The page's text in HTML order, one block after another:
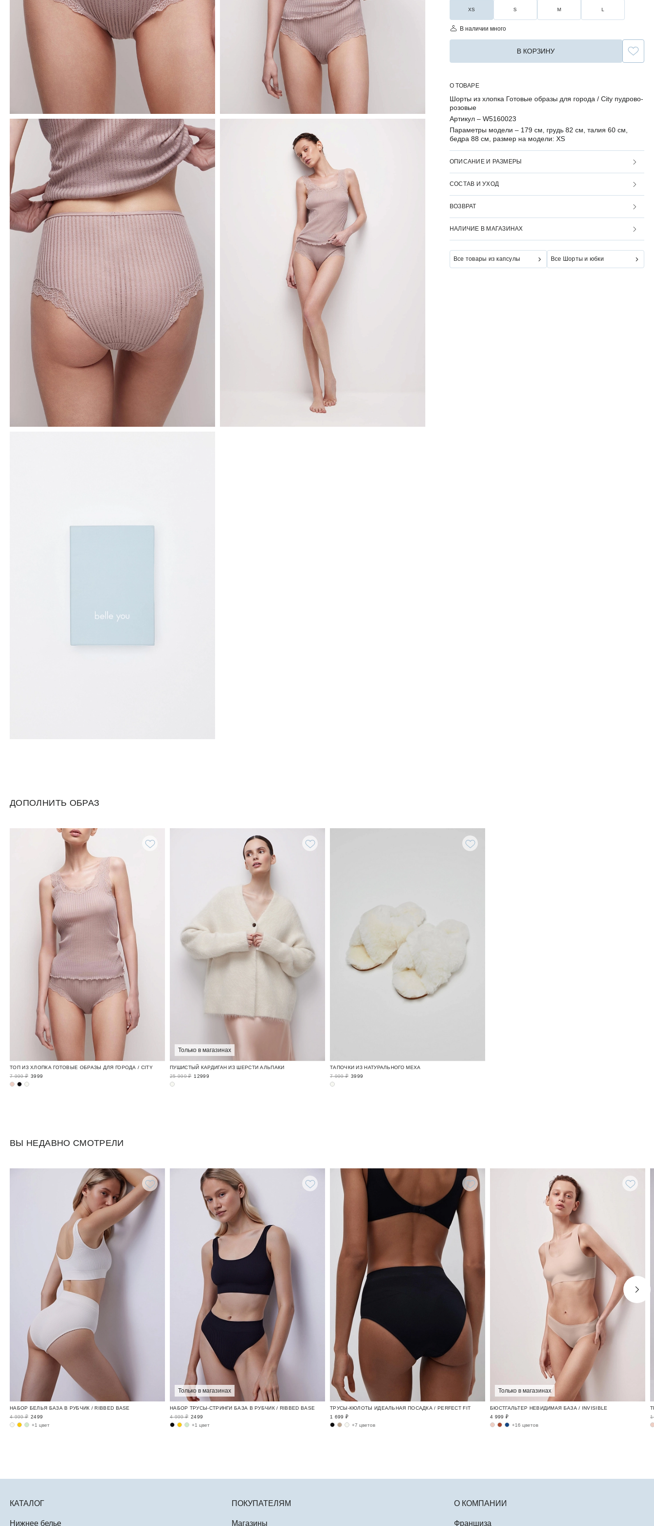
XS S M L
В наличии много
В КОРЗИНУ
О ТОВАРЕ
Шорты из хлопка Готовые образы для города / City пудрово-
розовые
Артикул – W5160023
Параметры модели – 179 см, грудь 82 см, талия 60 см,
бедра 88 см, размер на модели: XS
ОПИСАНИЕ И РАЗМЕРЫ
СОСТАВ И УХОД
ВОЗВРАТ
НАЛИЧИЕ В МАГАЗИНАХ
Все товары из капсулы Все Шорты и юбки
ДОПОЛНИТЬ ОБРАЗ
ТОП ИЗ ХЛОПКА ГОТОВЫЕ ОБРАЗЫ ДЛЯ ГОРОДА / CITY
7 999 ₽ 3999
Только в магазинах
ПУШИСТЫЙ КАРДИГАН ИЗ ШЕРСТИ АЛЬПАКИ
25 999 ₽ 12999
ТАПОЧКИ ИЗ НАТУРАЛЬНОГО МЕХА
7 999 ₽ 3999
ВЫ НЕДАВНО СМОТРЕЛИ
НАБОР БЕЛЬЯ БАЗА В РУБЧИК / RIBBED BASE
4 999 ₽ 2499
+1 цвет
Только в магазинах
НАБОР ТРУСЫ-СТРИНГИ БАЗА В РУБЧИК / RIBBED BASE
4 999 ₽ 2499
+1 цвет
ТРУСЫ-КЮЛОТЫ ИДЕАЛЬНАЯ ПОСАДКА / PERFECT FIT
1 699 ₽
+7 цветов
Только в магазинах
БЮСТГАЛЬТЕР НЕВИДИМАЯ БАЗА / INVISIBLE
4 999 ₽
+16 цветов
1
КАТАЛОГ
Нижнее белье
ПОКУПАТЕЛЯМ
Магазины
О КОМПАНИИ
Франшиза